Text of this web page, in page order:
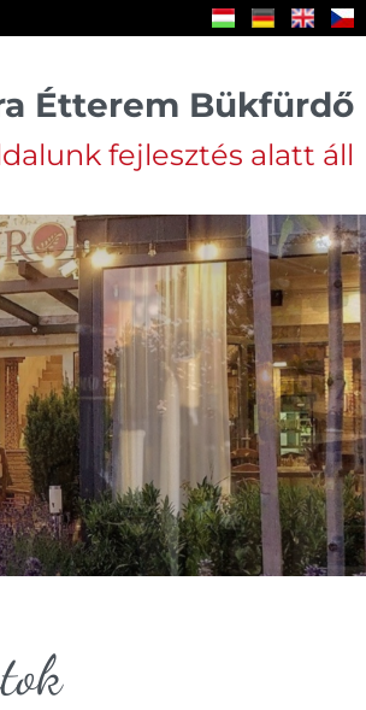
Étterem Bükfürdő
fejlesztés alatt áll